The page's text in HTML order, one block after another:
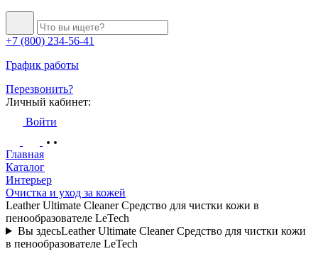
+7 (800) 234-56-41
График работы
Перезвонить?
Личный кабинет:
Войти
Главная
Каталог
Интерьер
Очистка и уход за кожей
Leather Ultimate Cleaner Средство для чистки кожи в
пенообразователе LeTech
Вы здесьLeather Ultimate Cleaner Средство для чистки кожи
в пенообразователе LeTech